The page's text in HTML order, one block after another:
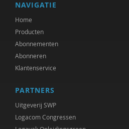
Josje Dikkers
Joep Dohmen
Simone van Dongen
Iris Hartog
NAVIGATIE
Home
Producten
Abonnementen
Abonneren
Klantenservice
PARTNERS
Uitgeverij SWP
Logacom Congressen